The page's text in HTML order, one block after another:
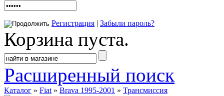
Регистрация | Забыли пароль?
Корзина пуста.
Расширенный поиск
Каталог » Fiat » Brava 1995-2001 » Трансмиссия